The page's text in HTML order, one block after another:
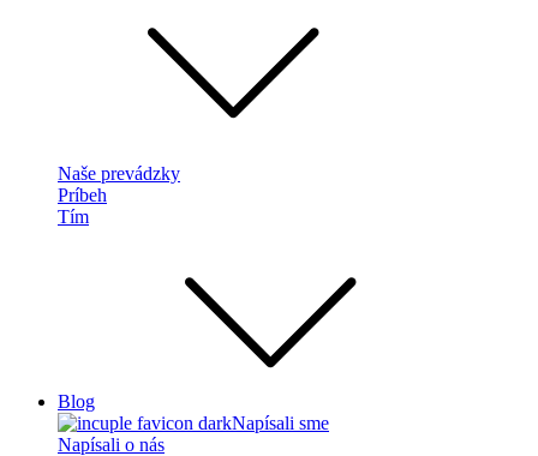
Naše prevádzky
Príbeh
Tím
Blog
Napísali sme
Napísali o nás